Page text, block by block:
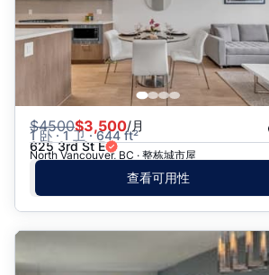
$4500$3,500/月
1 卧 · 1 卫 · 644 ft²
625 3rd St E
North Vancouver, BC · 整栋城市屋
查看可用性